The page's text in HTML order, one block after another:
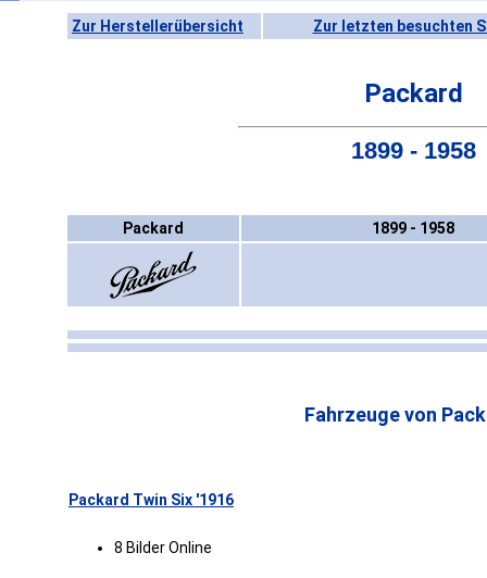
Zur Herstellerübersicht Zur letzten besuchten
Packard
1899 - 1958
Packard 1899 - 1958
Fahrzeuge von
Packard Twin Six '1916
8 Bilder Online